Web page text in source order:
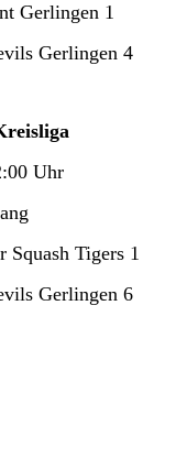
Gerlingen 1
Gerlingen 4
Uhr
Squash Tigers 1
Gerlingen 6